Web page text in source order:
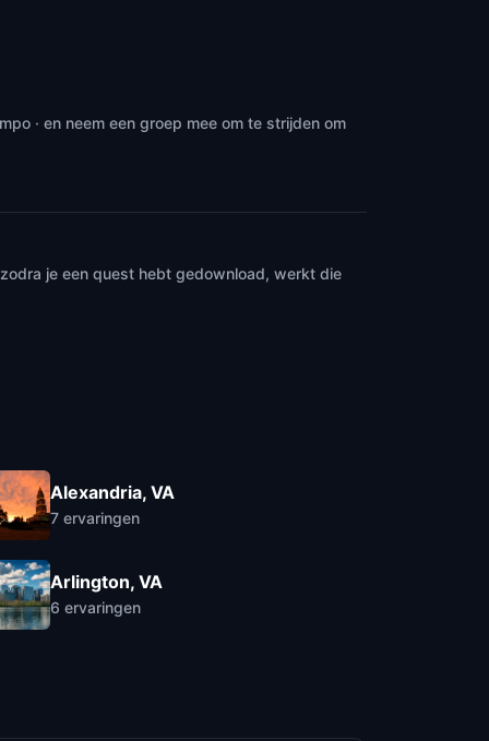
· en neem een groep mee om te strijden om
je een quest hebt gedownload, werkt die
Alexandria, VA
7 ervaringen
Arlington, VA
6 ervaringen